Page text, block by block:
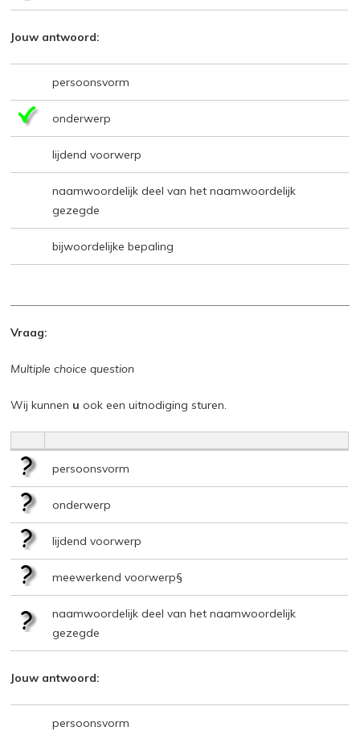
Jouw antwoord:
persoonsvorm
onderwerp
lijdend voorwerp
naamwoordelijk deel van het naamwoordelijk
gezegde
bijwoordelijke bepaling
Vraag:
Multiple choice question
Wij kunnen u ook een uitnodiging sturen.
persoonsvorm
onderwerp
lijdend voorwerp
meewerkend voorwerp§
naamwoordelijk deel van het naamwoordelijk
gezegde
Jouw antwoord:
persoonsvorm